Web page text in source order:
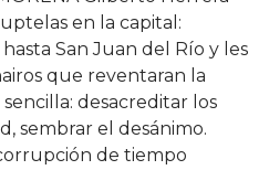
en la capital:
San Juan del Río y les
que reventaran la
desacreditar los
sembrar el desánimo.
de tiempo